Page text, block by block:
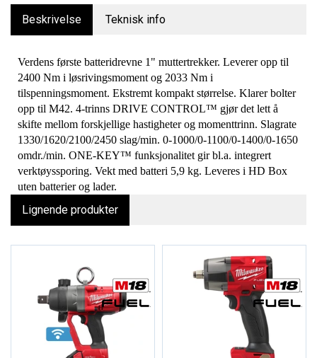
Beskrivelse Teknisk info
Verdens første batteridrevne 1" muttertrekker. Leverer opp til
2400 Nm i løsrivingsmoment og 2033 Nm i
tilspenningsmoment. Ekstremt kompakt størrelse. Klarer bolter
opp til M42. 4-trinns DRIVE CONTROL™ gjør det lett å
skifte mellom forskjellige hastigheter og momenttrinn. Slagrate
1330/1620/2100/2450 slag/min. 0-1000/0-1100/0-1400/0-1650
omdr./min. ONE-KEY™ funksjonalitet gir bl.a. integrert
verktøyssporing. Vekt med batteri 5,9 kg. Leveres i HD Box
uten batterier og lader.
Lignende produkter